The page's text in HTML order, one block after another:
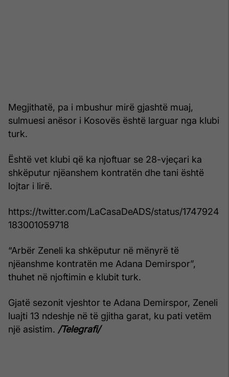
Megjithatë, pa i mbushur mirë gjashtë muaj,
sulmuesi anësor i Kosovës është larguar nga klubi
turk.
Është vet klubi që ka njoftuar se 28-vjeçari ka
shkëputur njëanshem kontratën dhe tani është
lojtar i lirë.
https://twitter.com/LaCasaDeADS/status/1747924
183001059718
“Arbër Zeneli ka shkëputur në mënyrë të
njëanshme kontratën me Adana Demirspor”,
thuhet në njoftimin e klubit turk.
Gjatë sezonit vjeshtor te Adana Demirspor, Zeneli
luajti 13 ndeshje në të gjitha garat, ku pati vetëm
një asistim. /Telegrafi/